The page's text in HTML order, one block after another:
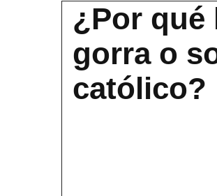
¿Por qué
gorra o
católico?